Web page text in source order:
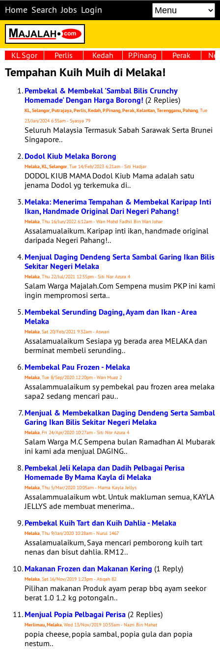
Home Search Jobs Login
KL Sgor Perlis Kedah P.Pinang Perak
Tempahan Kuih Muih di Melaka!
Pembekal & Membekal 'Sambal Bilis Crunchy
Homemade' Dengan Harga Borong! (2 Replies)
KL, Selangor, Putrajaya, Perlis, Kedah, P.Pinang, Perak, Kelantan, Terengganu, Pahang, Tue
23/Jan/2024 6:35am - Syasya 79
Seluruh Malaysia Termasuk Sabah Sarawak Serta Brunei
Singapore..
Dodol Kiub Melaka Borong
Melaka, KL, Selangor, Tue 14/Feb/2023 6:21am - Siti Hadjar
DODOL KIUB MAMA Dodol Kiub Mama adalah satu
jenama Dodol yg terkemuka di..
Melaka: Menerima Tempahan & Membekal Karipap Inti
Ikan, Handmade Original Dari Negeri Pahang!
Melaka, Thu 16/Jun/2022 6:12am - Wan Mohd Fadhil Bin Wan Johar
Assalamualaikum. Karipap inti ikan, handmade original
daripada Negeri Pahang!..
Menjual Daging Dendeng Serta Sambal Garing Ikan Bilis
Sekitar Negeri Melaka
Melaka, Thu 22/Jul/2021 12:55pm - Siti Nor Azura 4
Salam Warga Majalah.Com Sempena musim PKP ini kami
ingin mempromosi serta..
Membekal Serunding Daging, Ayam dan Ikan - Area
Melaka
Melaka, Sat 20/Feb/2021 9:32am - Aswari
Assalamualaikum Sesiapa yg berada area MELAKA dan
berminat membeli serunding..
Membekal Pau Frozen - Melaka
Melaka, Tue 8/Sep/2020 12:20pm - Wan Muaz 2
Assalammualaikum sy pembekal pau frozen area melaka
sapa2 sedang mencari pau..
Menjual & Membekalkan Daging Dendeng Serta Sambal
Garing Ikan Bilis Sekitar Negeri Melaka
Melaka, Fri 24/Apr/2020 10:27am - Siti Nor Azura 4
Salam Warga M.C Sempena bulan Ramadhan Al Mubarak
ini kami ada menjual DAGING..
Pembekal Jeli Kelapa dan Dadih Pelbagai Perisa
Homemade By Mama Kayla di Melaka
Melaka, Thu 5/Mar/2020 10:05am - Mama Kayla Jellys
Assalammualaikum wbt. Untuk makluman semua, KAYLA
JELLYS ade membuat menerima..
Pembekal Kuih Tart dan Kuih Dahlia - Melaka
Melaka, Thu 9/Jan/2020 10:28am - Nurul 1467
Assalamualaikum, Saya mencari pemborong kuih tart
nenas dan bisut dahlia. RM12..
Makanan Frozen dan Makanan Kering (1 Reply)
Melaka, Sat 16/Nov/2019 1:23pm - Atiqah 82
Pilihan makanan Produk ayam perap bbq ayam seekor
berat 1.0 1.2 kg potongaln..
Menjual Popia Pelbagai Perisa (2 Replies)
Merlimau, Melaka, Wed 13/Nov/2019 10:55am - Nazri Bin Mahat
popia cheese, popia sambal, popia gula dan popia
nestum..